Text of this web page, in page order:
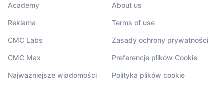
Academy
Reklama
CMC Labs
CMC Max
Najważniejsze wiadomości
About us
Terms of use
Zasady ochrony prywatności
Preferencje plików Cookie
Polityka plików cookie